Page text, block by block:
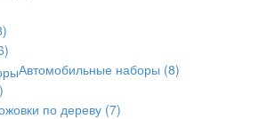
Автомобильные наборы (8)
по дереву (7)